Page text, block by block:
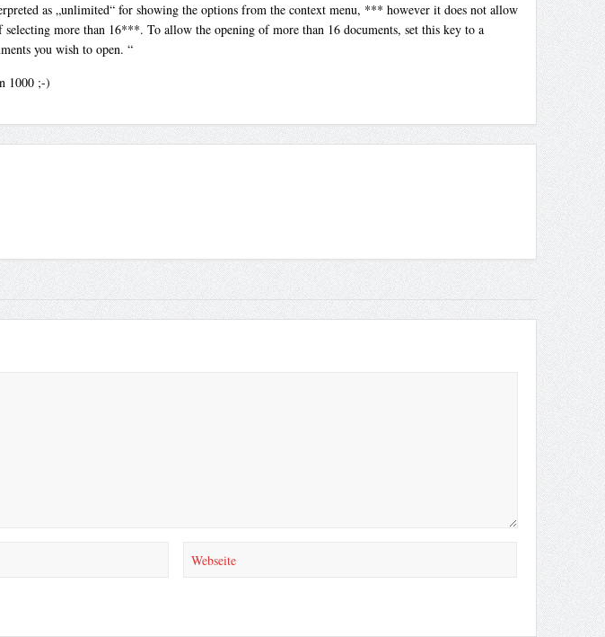
as „unlimited“ for showing the options from the context menu, *** however it does not allow
selecting more than 16***. To allow the opening of more than 16 documents, set this key to a
you wish to open. “
1000 ;-)